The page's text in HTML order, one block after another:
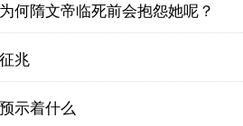
何隋文帝临死前会抱怨她呢？
兆
示着什么